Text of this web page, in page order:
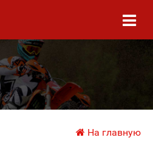
На главную